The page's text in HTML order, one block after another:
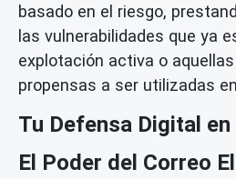
basado en el riesgo,
las vulnerabilidades que ya
explotación activa o
propensas a ser utilizadas
Tu Defensa Digital en
El Poder del Correo